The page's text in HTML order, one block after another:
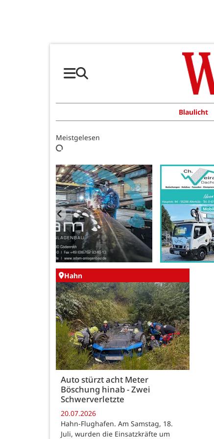
Blaulicht
Meistgelesen
Hahn
Auto stürzt acht Meter
Böschung hinab - Zwei
Schwerverletzte
20.07.2026
Hahn-Flughafen. Am Samstag, 18.
Juli, wurden die Einsatzkräfte um